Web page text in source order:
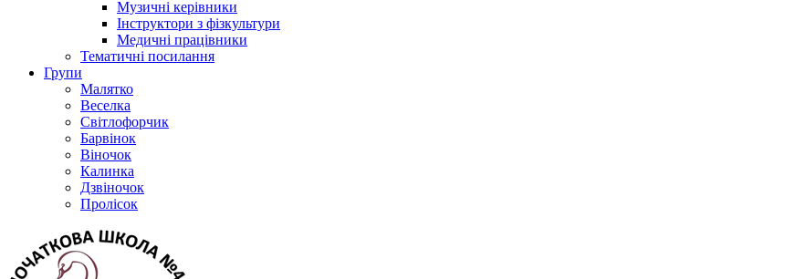
Музичні керівники
Інструктори з фізкультури
Медичні працівники
Тематичні посилання
Групи
Малятко
Веселка
Світлофорчик
Барвінок
Віночок
Калинка
Дзвіночок
Пролісок